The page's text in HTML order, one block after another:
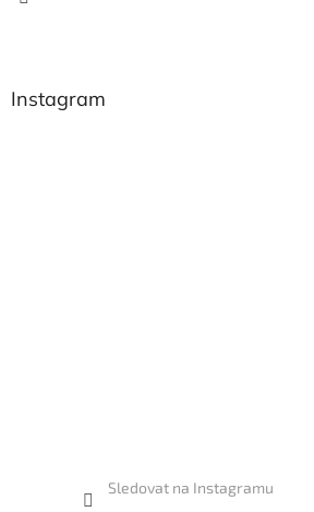
Instagram
Sledovat na Instagramu